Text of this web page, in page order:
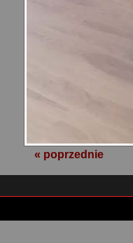
« poprzednie